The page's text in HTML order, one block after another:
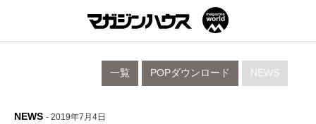
NEWS
POPダウンロード
一覧
NEWS - 2019年7月4日